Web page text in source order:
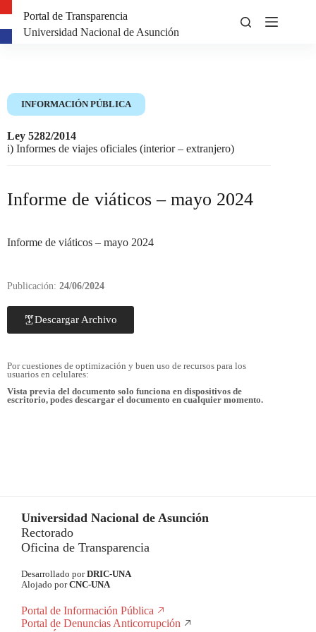
Portal de Transparencia
Universidad Nacional de Asunción
INFORMACIÓN PÚBLICA
Ley 5282/2014
i) Informes de viajes oficiales (interior – extranjero)
Informe de viáticos – mayo 2024
Informe de viáticos – mayo 2024
Publicación: 24/06/2024
Descargar Archivo
Por cuestiones de optimización y buen uso de recursos para los
usuarios en celulares:
Vista previa del documento solo funciona en dispositivos de
escritorio, podes descargar el documento en cualquier momento.
Universidad Nacional de Asunción
Rectorado
Oficina de Transparencia
Desarrollado porDRIC-UNA
Alojado porCNC-UNA
Portal de Información Pública
Portal de Denuncias Anticorrupción